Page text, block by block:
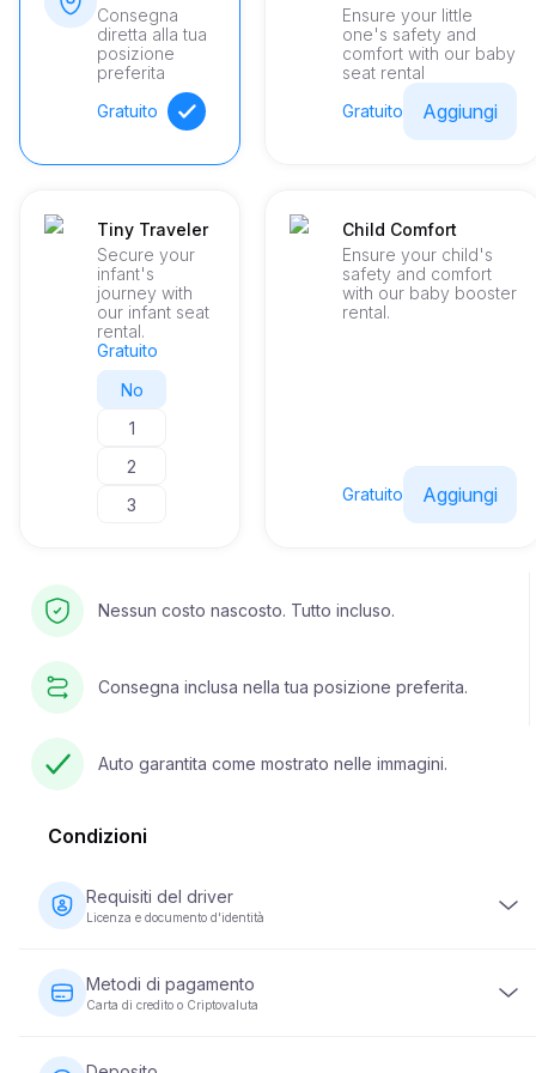
Consegna
diretta alla tua
posizione
preferita
Gratuito
Ensure your little
one's safety and
comfort with our baby
seat rental
Gratuito
Aggiungi
Tiny Traveler
Secure your
infant's
journey with
our infant seat
rental.
Gratuito
No
1
2
3
Child Comfort
Ensure your child's
safety and comfort
with our baby booster
rental.
Gratuito Aggiungi
Nessun costo nascosto. Tutto incluso.
Consegna inclusa nella tua posizione preferita.
Auto garantita come mostrato nelle immagini.
Condizioni
Requisiti del driver
Licenza e documento d'identità
patente di guida valida. È inoltre richiesto un documento di
identità (passaporto o carta d'identità nazionale). Alcuni
veicoli possono richiedere che il conducente abbia la
Metodi di pagamento
Carta di credito o Criptovaluta
effettuati utilizzando una carta di credito o una criptovaluta. Il